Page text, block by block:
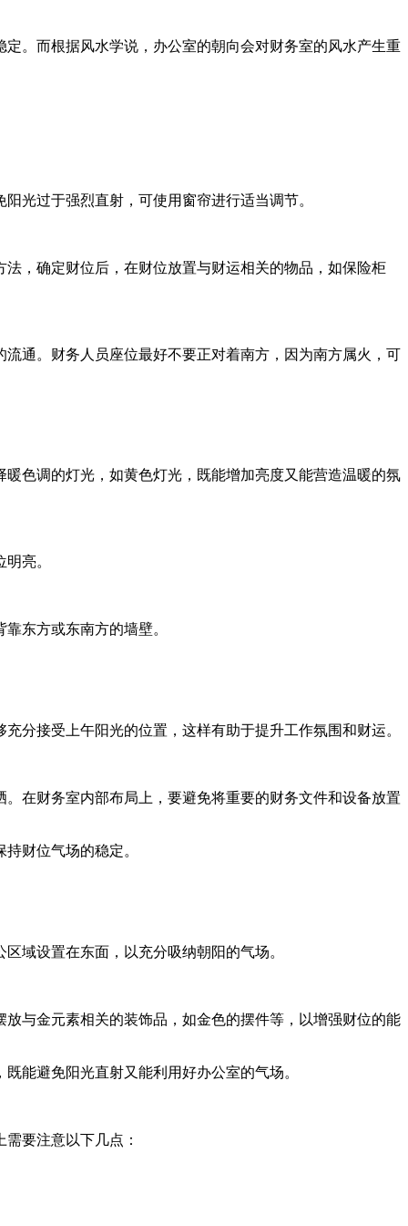
。而根据风水学说，办公室的朝向会对财务室的风水产生重
光过于强烈直射，可使用窗帘进行适当调节。
，确定财位后，在财位放置与财运相关的物品，如保险柜
通。财务人员座位最好不要正对着南方，因为南方属火，可
色调的灯光，如黄色灯光，既能增加亮度又能营造温暖的氛
亮。
东方或东南方的墙壁。
分接受上午阳光的位置，这样有助于提升工作氛围和财运。
在财务室内部布局上，要避免将重要的财务文件和设备放置
财位气场的稳定。
域设置在东面，以充分吸纳朝阳的气场。
与金元素相关的装饰品，如金色的摆件等，以增强财位的能
能避免阳光直射又能利用好办公室的气场。
要注意以下几点：